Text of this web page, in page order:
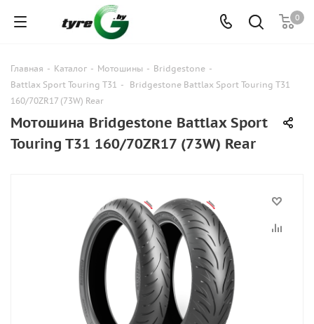
0
Главная - Каталог - Мотошины - Bridgestone -
Battlax Sport Touring T31 -
Bridgestone Battlax Sport Touring T31
160/70ZR17 (73W) Rear
Мотошина Bridgestone Battlax Sport
Touring T31 160/70ZR17 (73W) Rear